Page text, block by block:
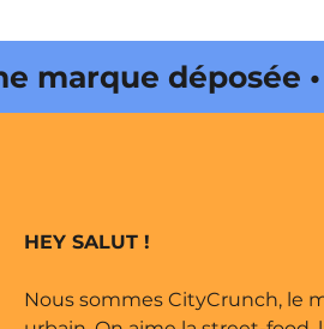
déposée •
par Buena
HEY SALUT !
Nous sommes CityCrunch, le